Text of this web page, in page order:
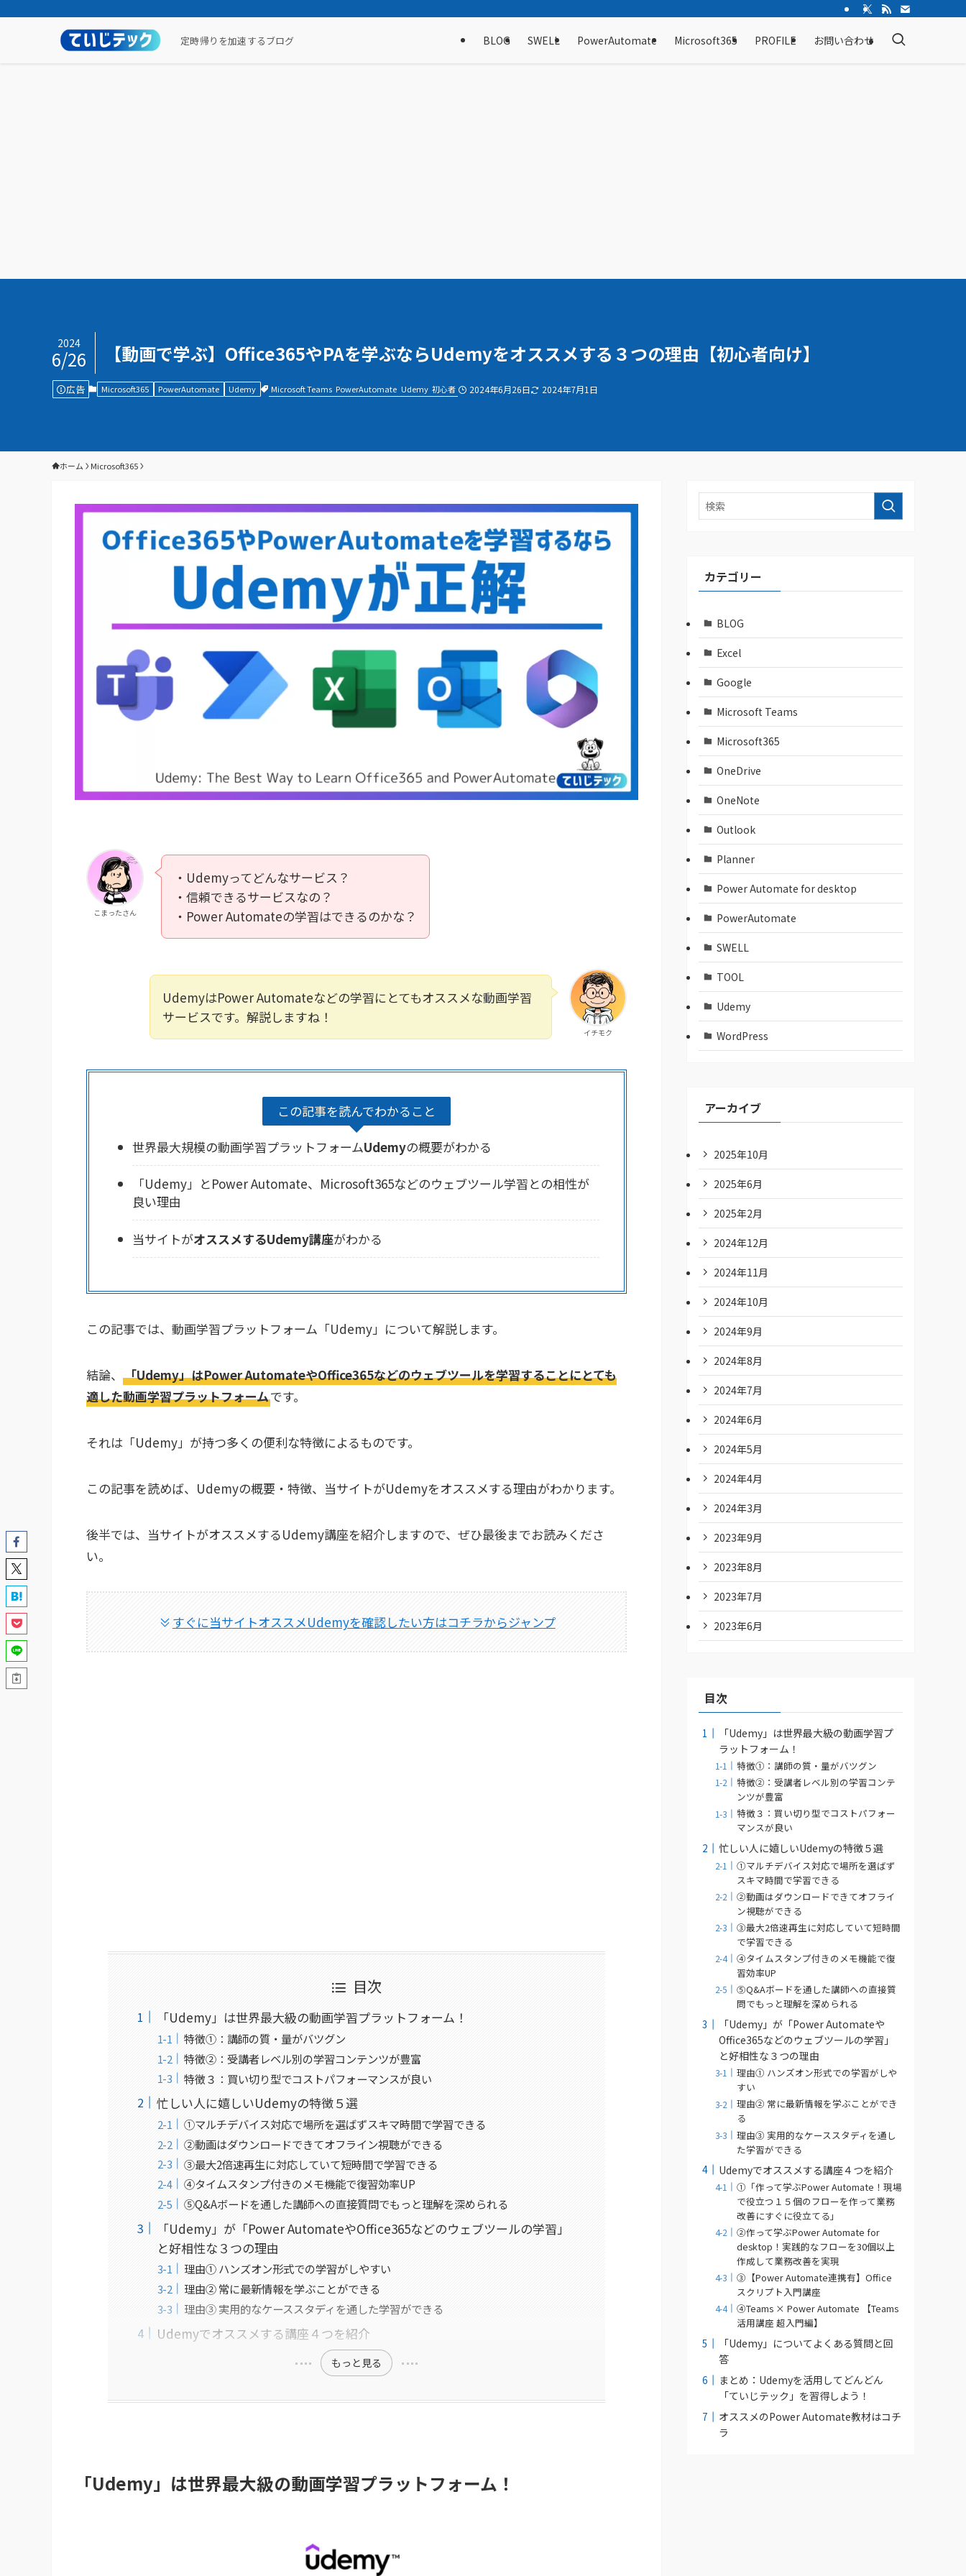
定時帰りを加速するブログ BLOG SWELL PowerAutomate Microsoft365 PROFILE お問い合わせ
【動画で学ぶ】Office365やPAを学ぶならUdemyをオススメする３つの理由【初心者向け】
2024
6/26
広告 Microsoft365 PowerAutomate Udemy Microsoft Teams PowerAutomate Udemy 初心者 2024年6月26日 2024年7月1日
ホーム Microsoft365
こまったさん
・Udemyってどんなサービス？
・信頼できるサービスなの？
・Power Automateの学習はできるのかな？
イチモク
UdemyはPower Automateなどの学習にとてもオススメな動画学習
サービスです。解説しますね！
この記事を読んでわかること
世界最大規模の動画学習プラットフォームUdemyの概要がわかる
「Udemy」とPower Automate、Microsoft365などのウェブツール学習との相性が
良い理由
当サイトがオススメするUdemy講座がわかる
この記事では、動画学習プラットフォーム「Udemy」について解説します。
結論、 「Udemy」はPower AutomateやOffice365などのウェブツールを学習することにとても
適した動画学習プラットフォームです。
それは「Udemy」が持つ多くの便利な特徴によるものです。
この記事を読めば、Udemyの概要・特徴、当サイトがUdemyをオススメする理由がわかります。
後半では、当サイトがオススメするUdemy講座を紹介しますので、ぜひ最後までお読みくださ
い。
すぐに当サイトオススメUdemyを確認したい方はコチラからジャンプ
目次
「Udemy」は世界最大級の動画学習プラットフォーム！
特徴①：講師の質・量がバツグン
特徴②：受講者レベル別の学習コンテンツが豊富
特徴３：買い切り型でコストパフォーマンスが良い
忙しい人に嬉しいUdemyの特徴５選
①マルチデバイス対応で場所を選ばずスキマ時間で学習できる
②動画はダウンロードできてオフライン視聴ができる
③最大2倍速再生に対応していて短時間で学習できる
④タイムスタンプ付きのメモ機能で復習効率UP
⑤Q&Aボードを通した講師への直接質問でもっと理解を深められる
「Udemy」が「Power AutomateやOffice365などのウェブツールの学習」
と好相性な３つの理由
理由① ハンズオン形式での学習がしやすい
理由② 常に最新情報を学ぶことができる
理由③ 実用的なケーススタディを通した学習ができる
Udemyでオススメする講座４つを紹介
もっと見る
「Udemy」は世界最大級の動画学習プラットフォーム！
カテゴリー
BLOG
Excel
Google
Microsoft Teams
Microsoft365
OneDrive
OneNote
Outlook
Planner
Power Automate for desktop
PowerAutomate
SWELL
TOOL
Udemy
WordPress
アーカイブ
2025年10月
2025年6月
2025年2月
2024年12月
2024年11月
2024年10月
2024年9月
2024年8月
2024年7月
2024年6月
2024年5月
2024年4月
2024年3月
2023年9月
2023年8月
2023年7月
2023年6月
目次
「Udemy」は世界最大級の動画学習プ
ラットフォーム！
特徴①：講師の質・量がバツグン
特徴②：受講者レベル別の学習コンテ
ンツが豊富
特徴３：買い切り型でコストパフォー
マンスが良い
忙しい人に嬉しいUdemyの特徴５選
①マルチデバイス対応で場所を選ばず
スキマ時間で学習できる
②動画はダウンロードできてオフライ
ン視聴ができる
③最大2倍速再生に対応していて短時間
で学習できる
④タイムスタンプ付きのメモ機能で復
習効率UP
⑤Q&Aボードを通した講師への直接質
問でもっと理解を深められる
「Udemy」が「Power Automateや
Office365などのウェブツールの学習」
と好相性な３つの理由
理由① ハンズオン形式での学習がしや
すい
理由② 常に最新情報を学ぶことができ
る
理由③ 実用的なケーススタディを通し
た学習ができる
Udemyでオススメする講座４つを紹介
①「作って学ぶPower Automate！現場
で役立つ１５個のフローを作って業務
改善にすぐに役立てる」
②作って学ぶPower Automate for
desktop！実践的なフローを30個以上
作成して業務改善を実現
③【Power Automate連携有】Office
スクリプト入門講座
④Teams × Power Automate 【Teams
活用講座 超入門編】
「Udemy」についてよくある質問と回
答
まとめ：Udemyを活用してどんどん
「ていじテック」を習得しよう！
オススメのPower Automate教材はコチ
ラ